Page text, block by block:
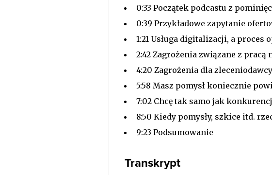
0:33 Początek podcastu z
0:39 Przykładowe zapytanie
1:21 Usługa digitalizacji, a proces
2:42 Zagrożenia związane z
4:20 Zagrożenia dla
5:58 Masz pomysł koniecznie
7:02 Chcę tak samo jak
8:50 Kiedy pomysły, szkice itd.
9:23 Podsumowanie
Transkrypt